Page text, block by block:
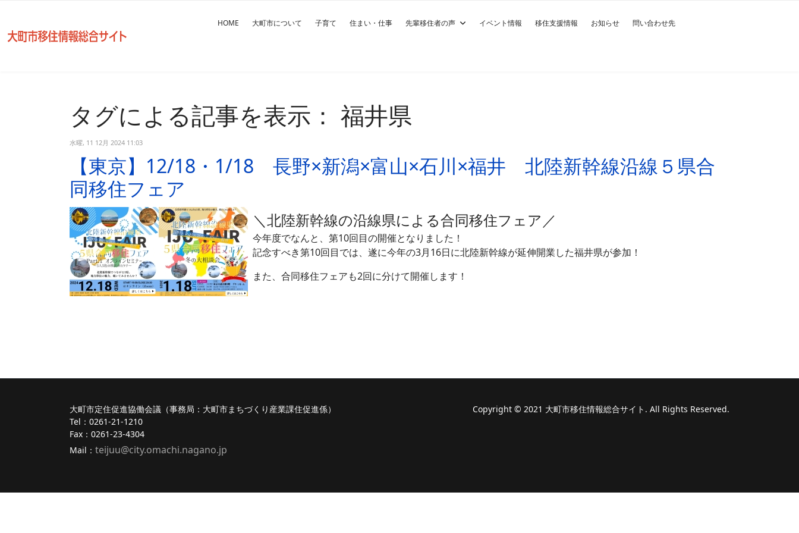
HOME 大町市について 子育て 住まい・仕事 先輩移住者の声 イベント情報 移住支援情報 お知らせ 問い合わせ先
タグによる記事を表示： 福井県
水曜, 11 12月 2024 11:03
【東京】12/18・1/18 長野×新潟×富山×石川×福井 北陸新幹線沿線５県合
同移住フェア
＼北陸新幹線の沿線県による合同移住フェア／
今年度でなんと、第10回目の開催となりました！
記念すべき第10回目では、遂に今年の3月16日に北陸新幹線が延伸開業した福井県が参加！
また、合同移住フェアも2回に分けて開催します！
大町市定住促進協働会議（事務局：大町市まちづくり産業課住促進係）
Tel：0261-21-1210
Fax：0261-23-4304
Mail： teijuu@city.omachi.nagano.jp
Copyright © 2021 大町市移住情報総合サイト. All Rights Reserved.